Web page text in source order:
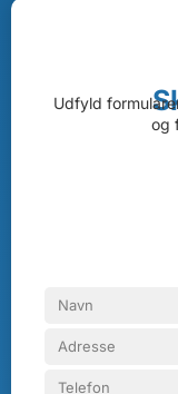
Udfyld
og